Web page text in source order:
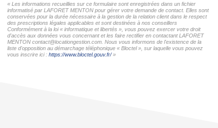
« Les informations recueillies sur ce formulaire sont enregistrées dans un fichier
informatisé par LAFORET MENTON pour gérer votre demande de contact. Elles sont
conservées pour la durée nécessaire à la gestion de la relation client dans le respect
des prescriptions légales applicables et sont destinées à nos conseillers
Conformément à la loi « informatique et libertés », vous pouvez exercer votre droit
d'accès aux données vous concernant et les faire rectifier en contactant LAFORET
MENTON contact@locationgestion.com. Nous vous informons de l'existence de la
liste d'opposition au démarchage téléphonique « Bloctel », sur laquelle vous pouvez
vous inscrire ici : https://www.bloctel.gouv.fr/»